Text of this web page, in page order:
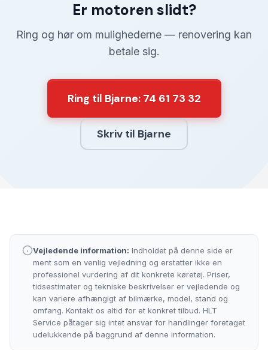
Er motoren slidt?
Ring og hør om mulighederne — renovering kan
betale sig.
Ring til Bjarne: 74 61 73 32
Skriv til Bjarne
Vejledende information: Indholdet på denne side er
ment som en venlig vejledning og erstatter ikke en
professionel vurdering af dit konkrete køretøj. Priser,
tidsestimater og tekniske beskrivelser er vejledende og
kan variere afhængigt af bilmærke, model, stand og
omfang. Kontakt os altid for et konkret tilbud. HLT
Service påtager sig intet ansvar for handlinger foretaget
udelukkende på baggrund af denne information.